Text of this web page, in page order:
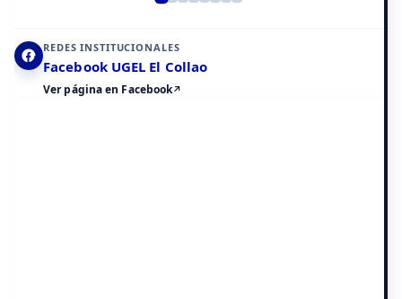
REDES INSTITUCIONALES
Facebook UGEL El Collao
Ver página en Facebook